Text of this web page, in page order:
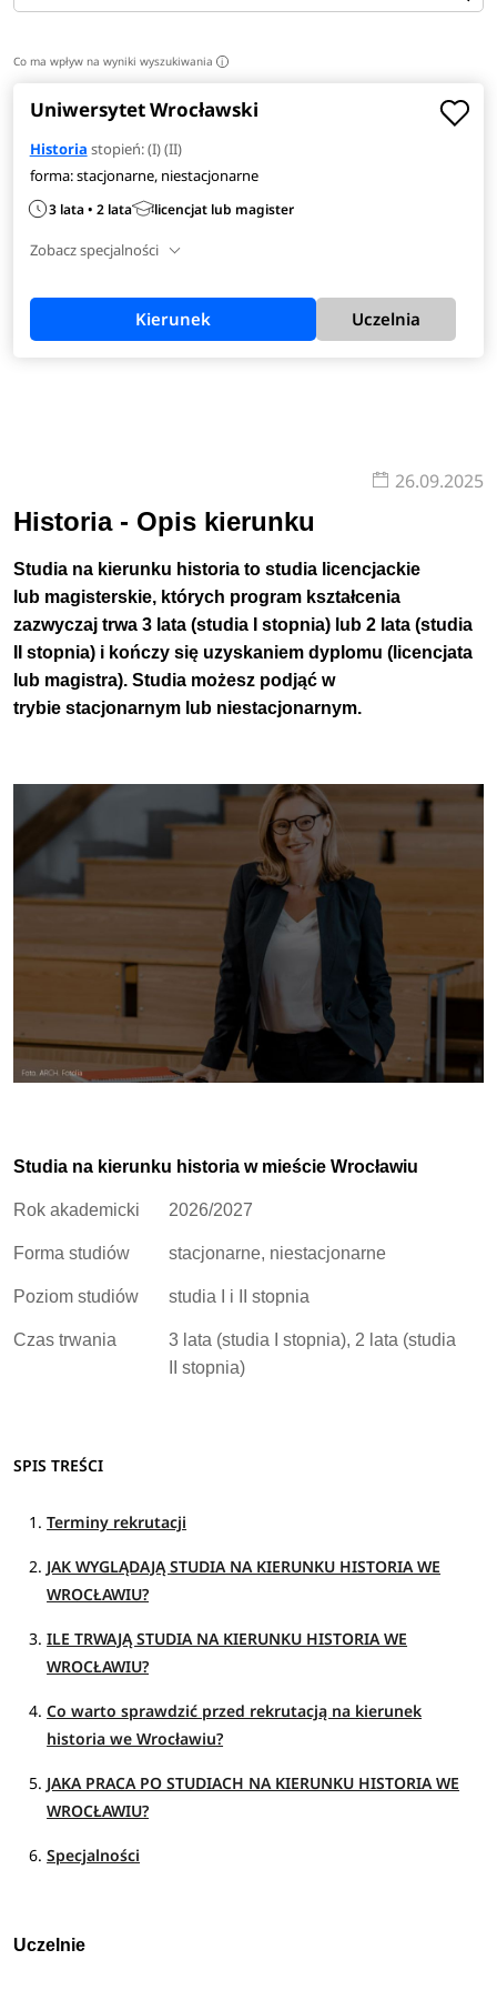
Co ma wpływ na wyniki wyszukiwania i
Uniwersytet Wrocławski
Historia stopień: (I) (II)
forma: stacjonarne, niestacjonarne
3 lata • 2 lata licencjat lub magister
Zobacz specjalności
Kierunek Uczelnia
26.09.2025
Historia - Opis kierunku
Studia na kierunku historia to studia licencjackie
lub magisterskie, których program kształcenia
zazwyczaj trwa 3 lata (studia I stopnia) lub 2 lata (studia
II stopnia) i kończy się uzyskaniem dyplomu (licencjata
lub magistra).Studia możesz podjąć w
trybiestacjonarnym lub niestacjonarnym.
Studia na kierunku historia w mieście Wrocławiu
Rok akademicki 2026/2027
Forma studiów stacjonarne, niestacjonarne
Poziom studiów studia I i II stopnia
Czas trwania
3 lata (studia I stopnia), 2 lata (studia
II stopnia)
SPIS TREŚCI
Terminy rekrutacji
JAK WYGLĄDAJĄ STUDIA NA KIERUNKU HISTORIA WE
WROCŁAWIU?
ILE TRWAJĄ STUDIA NA KIERUNKU HISTORIA WE
WROCŁAWIU?
Co warto sprawdzić przed rekrutacją na kierunek
historia we Wrocławiu?
JAKA PRACA PO STUDIACH NA KIERUNKU HISTORIA WE
WROCŁAWIU?
Specjalności
Uczelnie